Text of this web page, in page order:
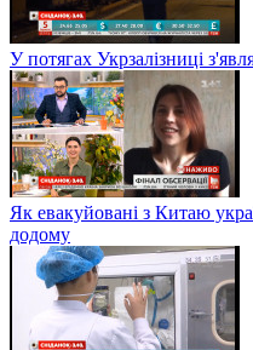
У потягах Укрзалізниці
Як евакуйовані з Китаю
додому